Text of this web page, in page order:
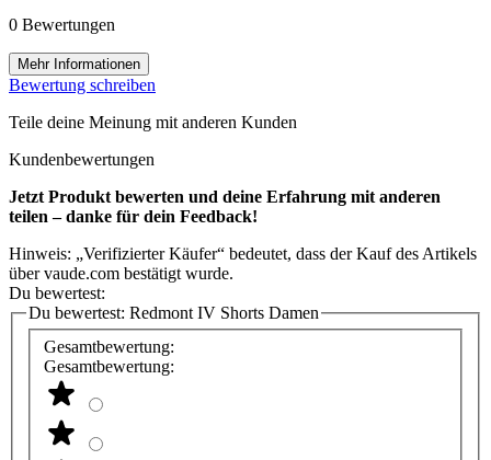
0 Bewertungen
Mehr Informationen
Bewertung schreiben
Teile deine Meinung mit anderen Kunden
Kundenbewertungen
Jetzt Produkt bewerten und deine Erfahrung mit anderen
teilen – danke für dein Feedback!
Hinweis: „Verifizierter Käufer“ bedeutet, dass der Kauf des Artikels
über vaude.com bestätigt wurde.
Du bewertest:
Du bewertest: Redmont IV Shorts Damen
Gesamtbewertung:
Gesamtbewertung: